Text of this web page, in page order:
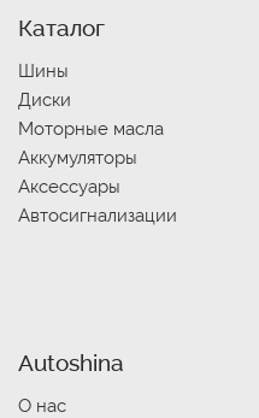
Каталог
Шины
Диски
Моторные масла
Аккумуляторы
Аксессуары
Автосигнализации
Autoshina
О нас